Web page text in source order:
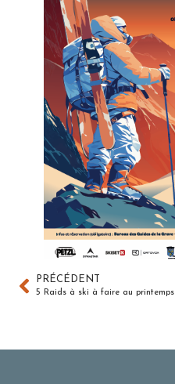
PRÉCÉDENT
5 Raids à ski à faire au printemps